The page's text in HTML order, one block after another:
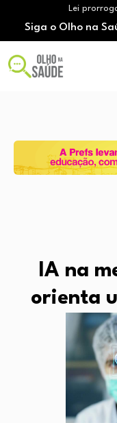
Lei
Brasil registra
O Monte
Aleitamento
Medicamento
Siga o Olho na
IA na
orienta